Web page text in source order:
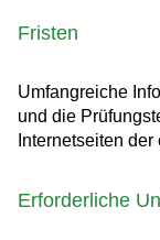
Fristen
Umfangreiche
und die
Internetseiten
Erforderliche